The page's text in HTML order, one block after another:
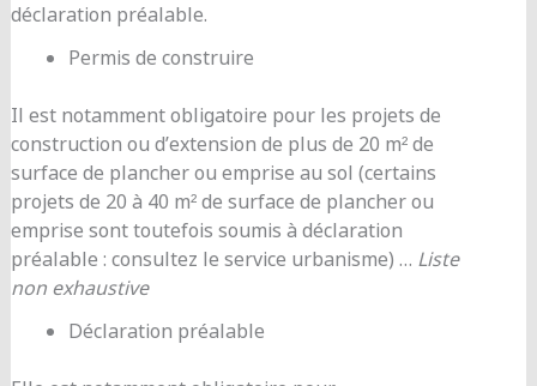
déclaration préalable.
Permis de construire
Il est notamment obligatoire pour les projets de
construction ou d’extension de plus de 20 m² de
surface de plancher ou emprise au sol (certains
projets de 20 à 40 m² de surface de plancher ou
emprise sont toutefois soumis à déclaration
préalable : consultez le service urbanisme) … Liste
non exhaustive
Déclaration préalable